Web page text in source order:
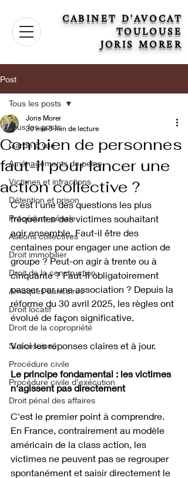
CABINET D'AVOCAT
TOULOUSE
JORIS MORER
Post
Tous les posts
Garde à vue
Aménagements de peine
Victimes et infractions
Détention et prison
Procédure pénale
Actions collectives
Droit immobilier
Droit de la construction
Arnaques bancaires
Droit locatif
Droit de la copropriété
Successions
Procédure civile
Procédure civile d'exécution
Droit pénal des affaires
Tous les posts
Combien de personnes
faut-il pour lancer une
action collective ?
Joris Morer
30 mai 5 min de lecture
C'est l'une des questions les plus
fréquentes des victimes souhaitant
agir ensemble. Faut-il être des
centaines pour engager une action de
groupe ? Peut-on agir à trente ou à
cinquante ? Faut-il obligatoirement
passer par une association ? Depuis la
réforme du 30 avril 2025, les règles ont
évolué de façon significative.
Voici les réponses claires et à jour.
Le principe fondamental : les victimes
n'agissent pas directement
C'est le premier point à comprendre.
En France, contrairement au modèle
américain de la class action, les
victimes ne peuvent pas se regrouper
spontanément et saisir directement le